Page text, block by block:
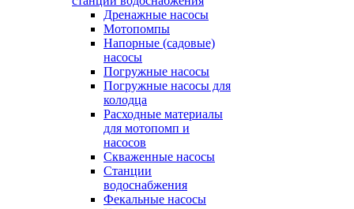
Дренажные насосы
Мотопомпы
Напорные (садовые)
насосы
Погружные насосы
Погружные насосы для
колодца
Расходные материалы
для мотопомп и
насосов
Скваженные насосы
Станции
водоснабжения
Фекальные насосы